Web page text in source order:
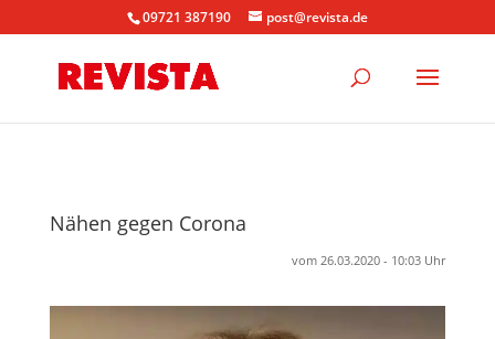
09721 387190 post@revista.de
Nähen gegen Corona
vom 26.03.2020 - 10:03 Uhr